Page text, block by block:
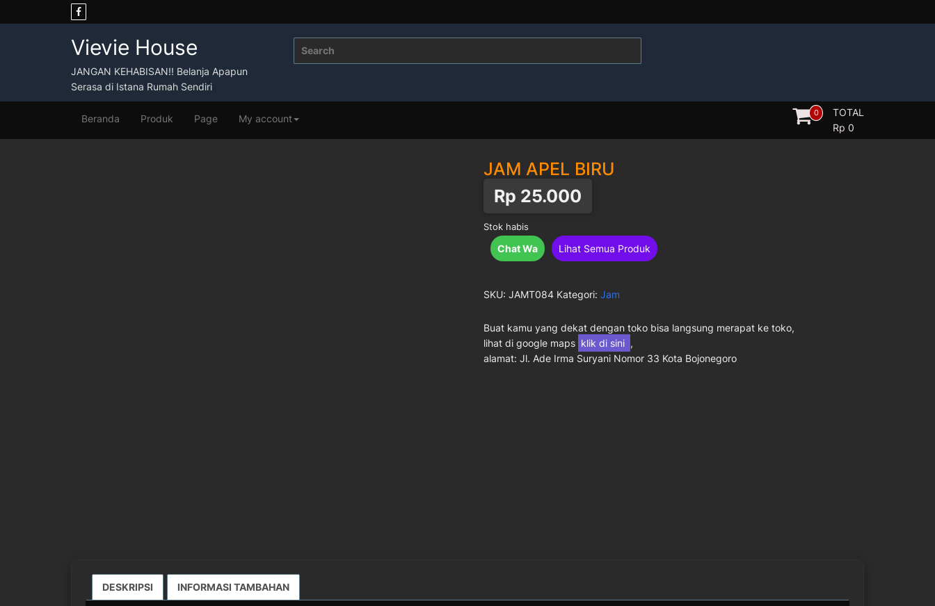
to
Vievie House
JANGAN KEHABISAN!! Belanja Apapun
Serasa di Istana Rumah Sendiri
0
TOTAL
Rp 0
Beranda Produk Page My account
JAM APEL BIRU
Rp 25.000
Stok habis
Chat Wa Lihat Semua Produk
SKU: JAMT084 Kategori: Jam
Buat kamu yang dekat dengan toko bisa langsung merapat ke toko,
lihat di google maps klik di sini ,
alamat: Jl. Ade Irma Suryani Nomor 33 Kota Bojonegoro
DESKRIPSI INFORMASI TAMBAHAN